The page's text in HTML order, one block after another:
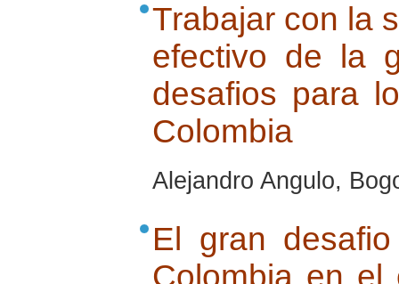
Trabajar con la
efectivo de la
desafios para
Colombia
Alejandro Angulo,
El gran
Colombia en el